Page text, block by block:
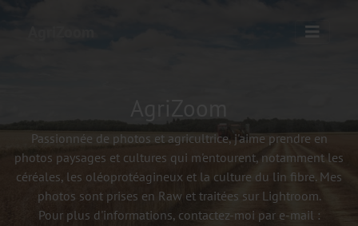
Passionnée de photos et agricultrice, j'aime prendre en
photos paysages et cultures qui m'entourent, notamment les
céréales, les oléoprotéagineux et la culture du lin fibre. Mes
photos sont prises en Raw et traitées sur Lightroom.
Pour plus d'informations, contactez-moi par e-mail :